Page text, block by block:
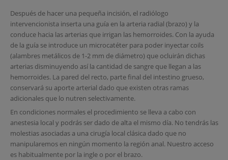
Después de hacer una pequeña incisión, el radiólogo
intervencionista inserta una guía en la arteria radial (brazo) y la
conduce hacia las arterias que irrigan las hemorroides. Con la ayuda
de la guía se introduce un microcatéter para poder inyectar coils
(alambres metálicos de 1-2 mm de diámetro) que ocluirán dichas
arterias disminuyendo así la cantidad de sangre que llegan a las
hemorroides. La pared del recto, parte final del intestino grueso,
conservará su aporte arterial dado que existen otras ramas
adicionales que lo nutren selectivamente.
En condiciones normales el procedimiento se lleva a cabo con
anestesia local y podrás ser dado de alta el mismo día. No tendrás las
molestias asociadas a una cirugía local clásica dado que no
manipularemos en ningún momento la región anal. Nuestro acceso
es habitualmente por la ingle o por el brazo.